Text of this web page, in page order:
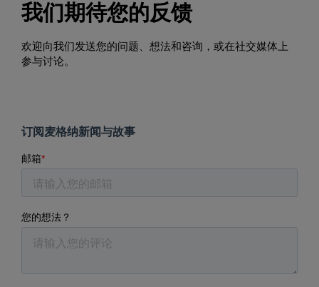
我们期待您的反馈
欢迎向我们发送您的问题、想法和咨询，或在社交媒体上
参与讨论。